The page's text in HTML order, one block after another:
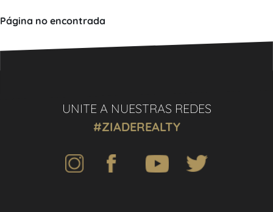
Página no encontrada
UNITE A NUESTRAS REDES
#ZIADEREALTY